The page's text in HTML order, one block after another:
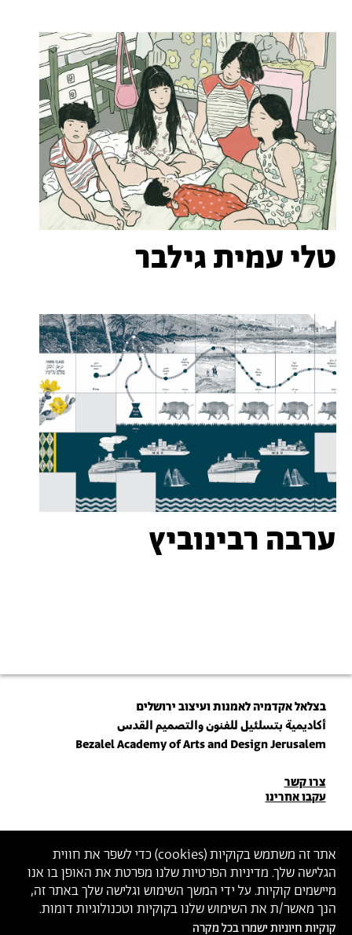
אתר זה משתמש בקוקיות (cookies) כדי לשפר את חווית
הגלישה שלך. מדיניות הפרטיות שלנו מפרטת את האופן בו אנו
מיישמים קוקיות. על ידי המשך השימוש וגלישה שלך באתר זה,
הנך מאשר/ת את השימוש שלנו בקוקיות וטכנולוגיות דומות.
קוקיות חיוניות ישמרו בכל מקרה
טלי עמית גילבר
ערבה רבינוביץ
בצלאל אקדמיה לאמנות ועיצוב ירושלים
أكاديمية بتسلئيل للفنون والتصميم القدس
Bezalel Academy of Arts and Design Jerusalem
פרטי
יצירת
קשר
צרו קשר
עקבו אחרינו
הצטרפו לניוזלטר שלנו
הכניסו כתובת מייל
ההצטרפות מהווה הסכמה למדיניות הפרטיות ול תנאי השימוש של בצלאל